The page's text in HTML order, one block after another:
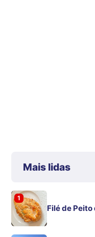
Mais lidas
1
Filé de